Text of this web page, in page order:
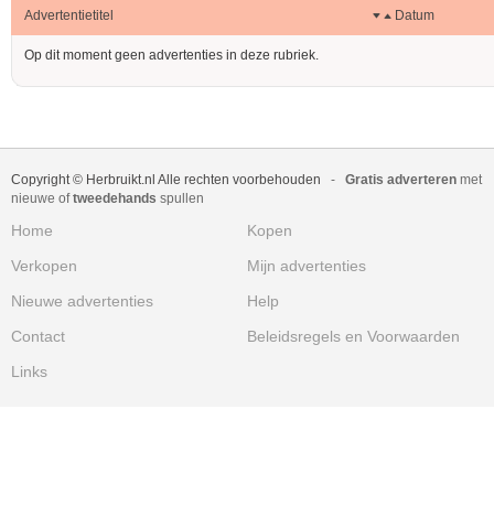
Advertentietitel Datum
Op dit moment geen advertenties in deze rubriek.
Copyright © Herbruikt.nl Alle rechten voorbehouden - Gratis adverteren met
nieuwe oftweedehands spullen
Home
Kopen
Verkopen
Mijn advertenties
Nieuwe advertenties
Help
Contact
Beleidsregels en Voorwaarden
Links